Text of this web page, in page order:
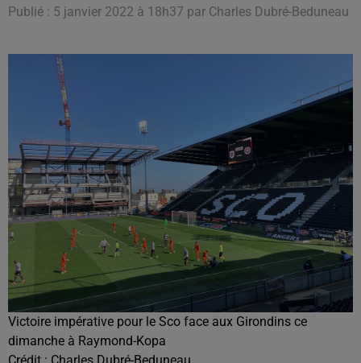
Publié : 5 janvier 2022 à 18h37 par Charles Dubré-Beduneau
Victoire impérative pour le Sco face aux Girondins ce
dimanche à Raymond-Kopa